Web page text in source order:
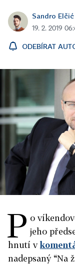
Sandro Elčić
19. 2. 2019
ODEBÍRAT
P o
jeho
hnutí v
nadepsaný “Na